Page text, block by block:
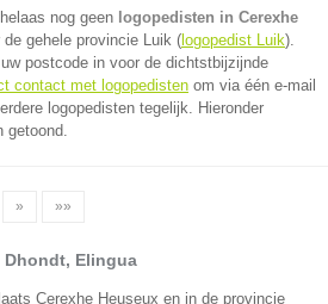
nog geen logopedisten in Cerexhe
gehele provincie Luik ( logopedist Luik).
postcode in voor de dichtstbijzijnde
contact met logopedisten om via één e-mail
logopedisten tegelijk. Hieronder
getoond.
» »»
Elingua
Cerexhe Heuseux en in de provincie